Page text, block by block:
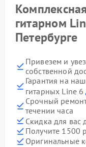
гитарном
Петербурге
Привезем и
собственной
Гарантия на
гитарных Line 6
Срочный
течении часа
Скидка для вас
Получите 1500
Оригинальные